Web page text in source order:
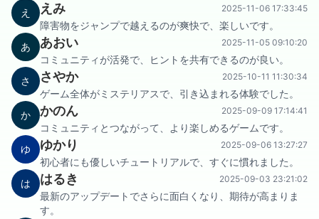
え
えみ 2025-11-06 17:33:45
障害物をジャンプで越えるのが爽快で、楽しいです。
あ
あおい 2025-11-05 09:10:20
コミュニティが活発で、ヒントを共有できるのが良い。
さ
さやか 2025-10-11 11:30:34
ゲーム全体がミステリアスで、引き込まれる体験でした。
か
かのん 2025-09-09 17:14:41
コミュニティとつながって、より楽しめるゲームです。
ゆ
ゆかり 2025-09-06 13:27:27
初心者にも優しいチュートリアルで、すぐに慣れました。
は
はるき 2025-09-03 23:21:02
最新のアップデートでさらに面白くなり、期待が高まりま
す。